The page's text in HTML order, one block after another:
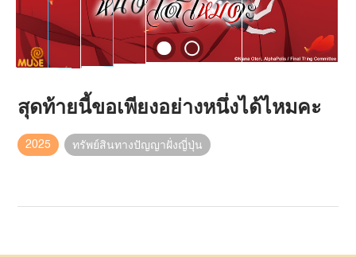
สุดท้ายนี้ขอเพียงอย่างหนึ่งได้ไหมคะ
2025 ทรัพย์สินทางปัญญาฝั่งญี่ปุ่น